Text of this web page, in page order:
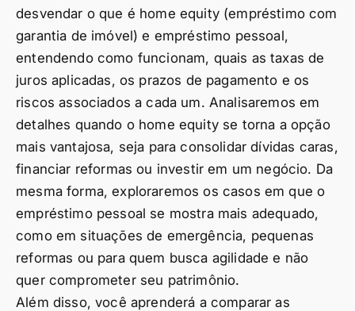
desvendar o que é home equity (empréstimo com
garantia de imóvel) e empréstimo pessoal,
entendendo como funcionam, quais as taxas de
juros aplicadas, os prazos de pagamento e os
riscos associados a cada um. Analisaremos em
detalhes quando o home equity se torna a opção
mais vantajosa, seja para consolidar dívidas caras,
financiar reformas ou investir em um negócio. Da
mesma forma, exploraremos os casos em que o
empréstimo pessoal se mostra mais adequado,
como em situações de emergência, pequenas
reformas ou para quem busca agilidade e não
quer comprometer seu patrimônio.
Além disso, você aprenderá a comparar as